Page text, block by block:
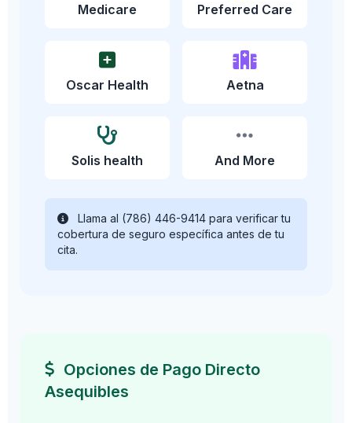
Medicare Preferred Care
Oscar Health Aetna
Solis health And More
Llama al (786) 446-9414 para verificar tu
cobertura de seguro específica antes de tu
cita.
Opciones de Pago Directo
Asequibles